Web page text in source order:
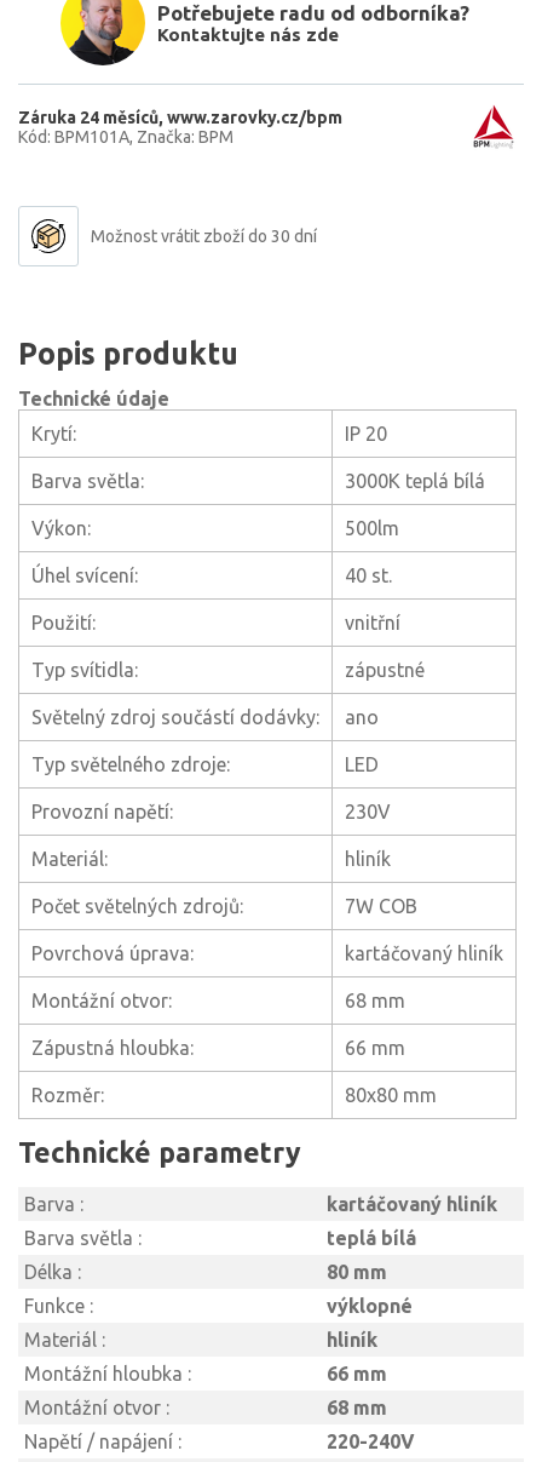
Potřebujete radu od odborníka?
Kontaktujte nás zde
Záruka 24 měsíců www.zarovky.cz/bpm
Kód: BPM101A Značka: BPM
Možnost vrátit zboží do 30 dní
Popis produktu
Technické údaje
Krytí:
IP 20
Barva světla: 3000K teplá bílá
Výkon: 500lm
Úhel svícení: 40 st.
Použití: vnitřní
Typ svítidla: zápustné
Světelný zdroj součástí dodávky: ano
Typ světelného zdroje: LED
Provozní napětí: 230V
Materiál: hliník
Počet světelných zdrojů: 7W COB
Povrchová úprava: kartáčovaný hliník
Montážní otvor: 68 mm
Zápustná hloubka: 66 mm
Rozměr: 80x80 mm
Technické parametry
Barva :
kartáčovaný hliník
Barva světla :
teplá bílá
Délka :
80 mm
Funkce :
výklopné
Materiál :
hliník
Montážní hloubka :
66 mm
Montážní otvor :
68 mm
Napětí / napájení :
220-240V